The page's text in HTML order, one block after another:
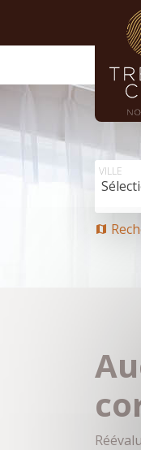
VILLE
Panneau de gestion